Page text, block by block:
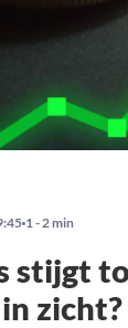
1 - 2 min
stijgt
zicht?